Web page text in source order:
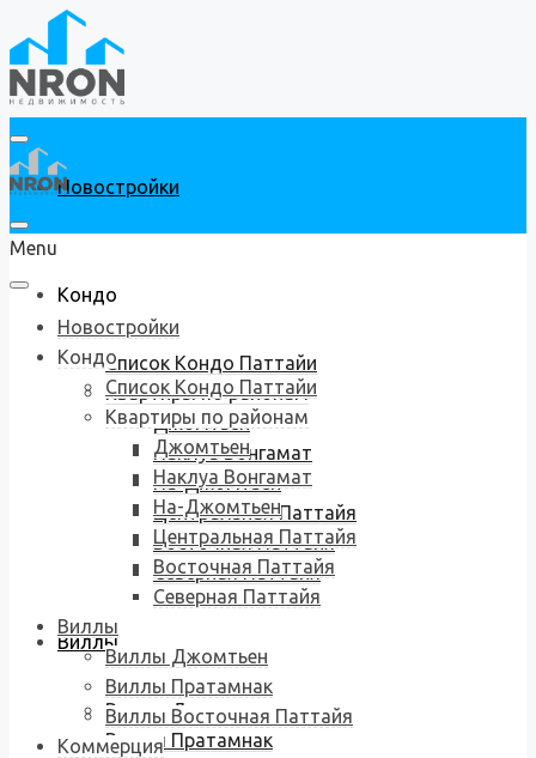
Новостройки
Кондо
Список Кондо Паттайи
Квартиры по районам
Джомтьен
Наклуа Вонгамат
На-Джомтьен
Центральная Паттайя
Восточная Паттайя
Северная Паттайя
Виллы
Виллы Джомтьен
Виллы Пратамнак
Menu
Новостройки
Кондо
Список Кондо Паттайи
Квартиры по районам
Джомтьен
Наклуа Вонгамат
На-Джомтьен
Центральная Паттайя
Восточная Паттайя
Северная Паттайя
Виллы
Виллы Джомтьен
Виллы Пратамнак
Виллы Восточная Паттайя
Коммерция